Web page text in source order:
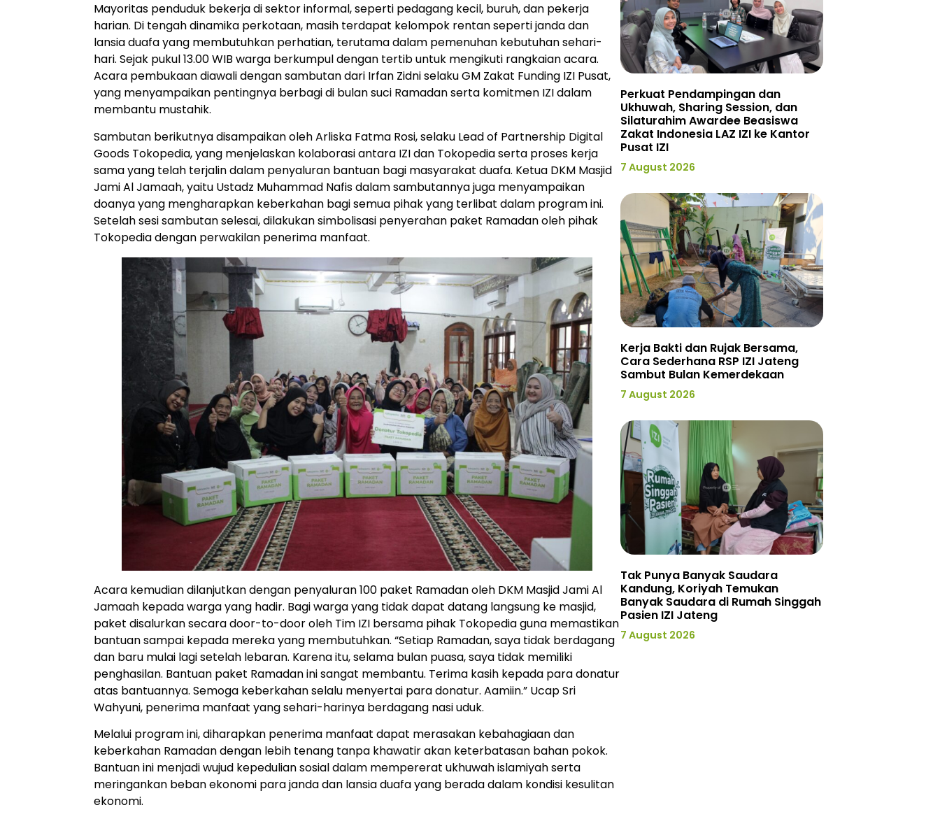
Mayoritas penduduk bekerja di sektor informal, seperti pedagang kecil, buruh, dan pekerja
harian. Di tengah dinamika perkotaan, masih terdapat kelompok rentan seperti janda dan
lansia duafa yang membutuhkan perhatian, terutama dalam pemenuhan kebutuhan sehari-
hari. Sejak pukul 13.00 WIB warga berkumpul dengan tertib untuk mengikuti rangkaian acara.
Acara pembukaan diawali dengan sambutan dari Irfan Zidni selaku GM Zakat Funding IZI Pusat,
yang menyampaikan pentingnya berbagi di bulan suci Ramadan serta komitmen IZI dalam
membantu mustahik.
Sambutan berikutnya disampaikan oleh Arliska Fatma Rosi, selaku Lead of Partnership Digital
Goods Tokopedia, yang menjelaskan kolaborasi antara IZI dan Tokopedia serta proses kerja
sama yang telah terjalin dalam penyaluran bantuan bagi masyarakat duafa. Ketua DKM Masjid
Jami Al Jamaah, yaitu Ustadz Muhammad Nafis dalam sambutannya juga menyampaikan
doanya yang mengharapkan keberkahan bagi semua pihak yang terlibat dalam program ini.
Setelah sesi sambutan selesai, dilakukan simbolisasi penyerahan paket Ramadan oleh pihak
Tokopedia dengan perwakilan penerima manfaat.
Acara kemudian dilanjutkan dengan penyaluran 100 paket Ramadan oleh DKM Masjid Jami Al
Jamaah kepada warga yang hadir. Bagi warga yang tidak dapat datang langsung ke masjid,
paket disalurkan secara door-to-door oleh Tim IZI bersama pihak Tokopedia guna memastikan
bantuan sampai kepada mereka yang membutuhkan. “Setiap Ramadan, saya tidak berdagang
dan baru mulai lagi setelah lebaran. Karena itu, selama bulan puasa, saya tidak memiliki
penghasilan. Bantuan paket Ramadan ini sangat membantu. Terima kasih kepada para donatur
atas bantuannya. Semoga keberkahan selalu menyertai para donatur. Aamiin.” Ucap Sri
Wahyuni, penerima manfaat yang sehari-harinya berdagang nasi uduk.
Melalui program ini, diharapkan penerima manfaat dapat merasakan kebahagiaan dan
keberkahan Ramadan dengan lebih tenang tanpa khawatir akan keterbatasan bahan pokok.
Bantuan ini menjadi wujud kepedulian sosial dalam mempererat ukhuwah islamiyah serta
meringankan beban ekonomi para janda dan lansia duafa yang berada dalam kondisi kesulitan
ekonomi.
Perkuat Pendampingan dan
Ukhuwah, Sharing Session, dan
Silaturahim Awardee Beasiswa
Zakat Indonesia LAZ IZI ke Kantor
Pusat IZI
7 August 2026
Kerja Bakti dan Rujak Bersama,
Cara Sederhana RSP IZI Jateng
Sambut Bulan Kemerdekaan
7 August 2026
Tak Punya Banyak Saudara
Kandung, Koriyah Temukan
Banyak Saudara di Rumah Singgah
Pasien IZI Jateng
7 August 2026